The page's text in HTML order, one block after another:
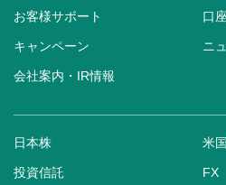
お客様サポート 口
キャンペーン ニ
会社案内・IR情報
日本株 米
投資信託 FX